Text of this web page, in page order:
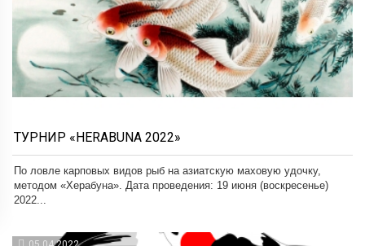
ТУРНИР «HERABUNA 2022»
По ловле карповых видов рыб на азиатскую маховую удочку,
методом «Херабуна». Дата проведения: 19 июня (воскресенье)
2022...